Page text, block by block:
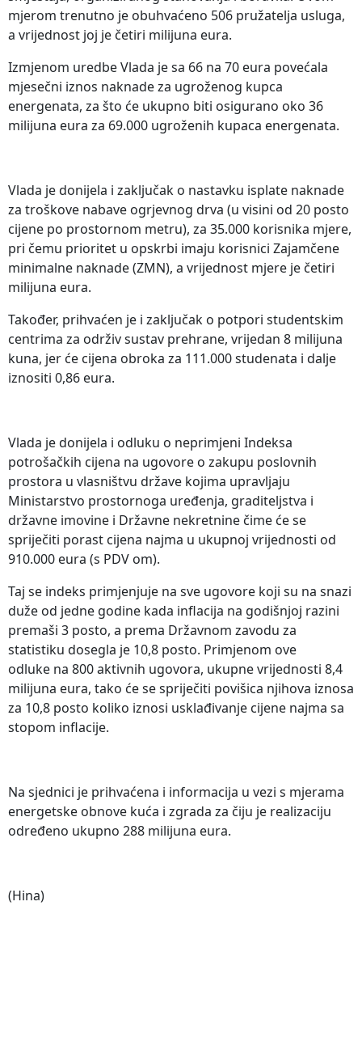
mjerom trenutno je obuhvaćeno 506 pružatelja usluga,
a vrijednost joj je četiri milijuna eura.
Izmjenom uredbe Vlada je sa 66 na 70 eura povećala
mjesečni iznos naknade za ugroženog kupca
energenata, za što će ukupno biti osigurano oko 36
milijuna eura za 69.000 ugroženih kupaca energenata.
Vlada je donijela i zaključak o nastavku isplate naknade
za troškove nabave ogrjevnog drva (u visini od 20 posto
cijene po prostornom metru), za 35.000 korisnika mjere,
pri čemu prioritet u opskrbi imaju korisnici Zajamčene
minimalne naknade (ZMN), a vrijednost mjere je četiri
milijuna eura.
Također, prihvaćen je i zaključak o potpori studentskim
centrima za održiv sustav prehrane, vrijedan 8 milijuna
kuna, jer će cijena obroka za 111.000 studenata i dalje
iznositi 0,86 eura.
Vlada je donijela i odluku o neprimjeni Indeksa
potrošačkih cijena na ugovore o zakupu poslovnih
prostora u vlasništvu države kojima upravljaju
Ministarstvo prostornoga uređenja, graditeljstva i
državne imovine i Državne nekretnine čime će se
spriječiti porast cijena najma u ukupnoj vrijednosti od
910.000 eura (s PDV om).
Taj se indeks primjenjuje na sve ugovore koji su na snazi
duže od jedne godine kada inflacija na godišnjoj razini
premaši 3 posto, a prema Državnom zavodu za
statistiku dosegla je 10,8 posto. Primjenom ove
odluke na 800 aktivnih ugovora, ukupne vrijednosti 8,4
milijuna eura, tako će se spriječiti povišica njihova iznosa
za 10,8 posto koliko iznosi usklađivanje cijene najma sa
stopom inflacije.
Na sjednici je prihvaćena i informacija u vezi s mjerama
energetske obnove kuća i zgrada za čiju je realizaciju
određeno ukupno 288 milijuna eura.
(Hina)